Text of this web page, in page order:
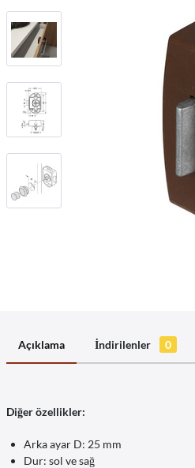
Açıklama İndirilenler 0
Diğer özellikler:
Arka ayar D: 25 mm
Dur: sol ve sağ